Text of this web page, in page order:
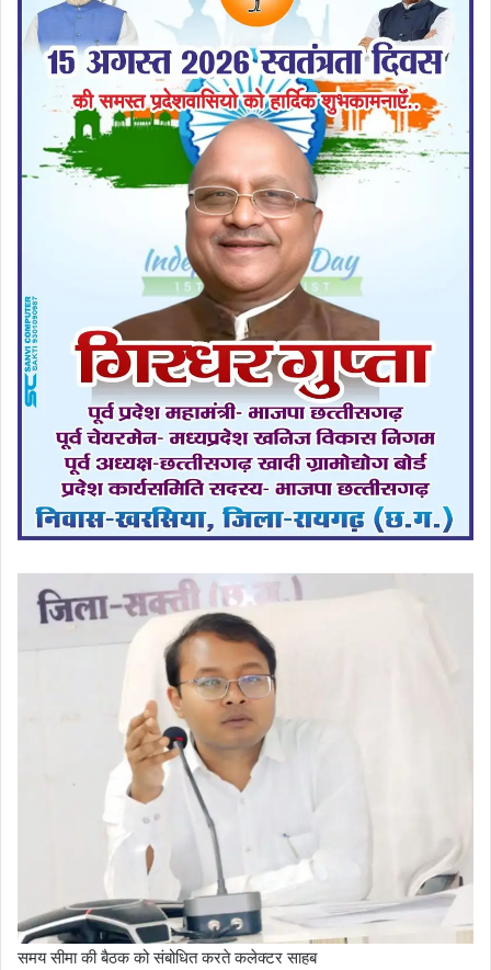
समय सीमा की बैठक को संबोधित करते कलेक्टर साहब